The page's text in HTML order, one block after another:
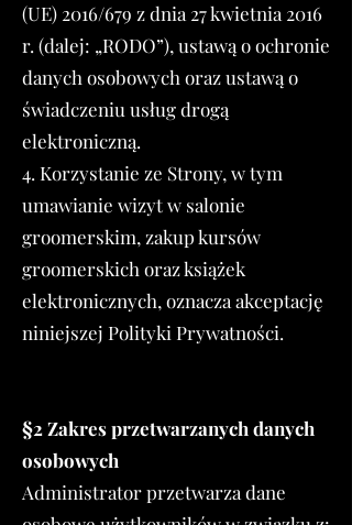
(UE) 2016/679 z dnia 27 kwietnia 2016
r. (dalej: „RODO”), ustawą o ochronie
danych osobowych oraz ustawą o
świadczeniu usług drogą
elektroniczną.
4. Korzystanie ze Strony, w tym
umawianie wizyt w salonie
groomerskim, zakup kursów
groomerskich oraz książek
elektronicznych, oznacza akceptację
niniejszej Polityki Prywatności.
§2 Zakres przetwarzanych danych
osobowych
Administrator przetwarza dane